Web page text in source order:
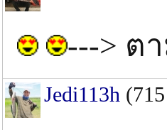
---> ต
Jedi113h (715